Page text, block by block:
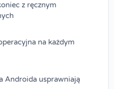
z ręcznym
na każdym
Androida usprawniają